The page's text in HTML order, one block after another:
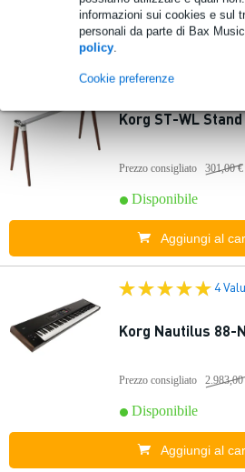
informazioni sui cookies e sul
personali da parte di Bax
policy.
Cookie preferenze
Disponibile
Korg ST-WL
Prezzo consigliato 301,00 €
Disponibile
Aggiungi al
4
Korg Nautilus 88-
Prezzo consigliato
Disponibile
Aggiungi al